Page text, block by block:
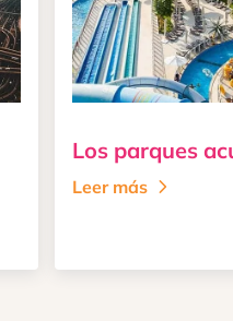
Los parques
Leer más